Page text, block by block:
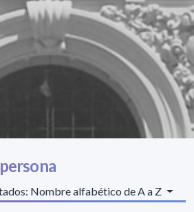
Nombre alfabético de A a Z